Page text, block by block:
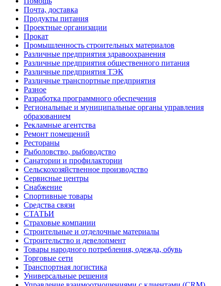
Почта, доставка
Продукты питания
Проектные организации
Прокат
Промышленность строительных материалов
Различные предприятия здравоохранения
Различные предприятия общественного питания
Различные предприятия ТЭК
Различные транспортные предприятия
Разное
Разработка программного обеспечения
Региональные и муниципальные органы управления
образованием
Рекламные агентства
Ремонт помещений
Рестораны
Рыболовство, рыбоводство
Санатории и профилактории
Сельскохозяйственное производство
Сервисные центры
Снабжение
Спортивные товары
Средства связи
СТАТЬИ
Страховые компании
Строительные и отделочные материалы
Строительство и девелопмент
Товары народного потребления, одежда, обувь
Торговые сети
Транспортная логистика
Универсальные решения